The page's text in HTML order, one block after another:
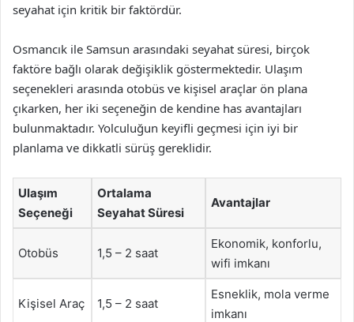
seyahat için kritik bir faktördür.
Osmancık ile Samsun arasındaki seyahat süresi, birçok
faktöre bağlı olarak değişiklik göstermektedir. Ulaşım
seçenekleri arasında otobüs ve kişisel araçlar ön plana
çıkarken, her iki seçeneğin de kendine has avantajları
bulunmaktadır. Yolculuğun keyifli geçmesi için iyi bir
planlama ve dikkatli sürüş gereklidir.
Ulaşım
Seçeneği
Ortalama
Seyahat Süresi
Avantajlar
Otobüs 1,5 – 2 saat
Ekonomik, konforlu,
wifi imkanı
Kişisel Araç 1,5 – 2 saat
Esneklik, mola verme
imkanı